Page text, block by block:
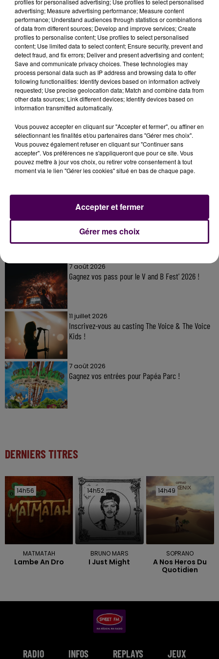
UN ACCIDENT SUR L'A81
Le tout début de cette"rude"journée de chassé-
croisé estival aura été marqué par un accident
survenu sur l'A81 en Sarthe, à hauteur de la commune
de Longnes : vers 6h50, les sapeurs-pompiers ont été
appelés suite àun choc entre deux voitures qui a
fait trois blessés. Les victimes, légèrement touchées,
ont été conduites à l'hôpital du Mans. L'intervention
aura mobilisé dix secouristes et trois engins, basés
dans les casernes de Chantenay-Villedieu et Loué.
À LA UNE
7 août 2026
Gagnez vos pass pour le V and B Fest' 2026 !
11 juillet 2026
Inscrivez-vous au casting The Voice & The Voice
Kids !
7 août 2026
Gagnez vos entrées pour Papéa Parc !
DERNIERS TITRES
14h56
14h56
MATMATAH
Lambe An Dro
14h52
14h52
BRUNO MARS
I Just Might
14h49
14h49
SOPRANO
A Nos Heros Du
Quotidien
RADIO INFOS REPLAYS JEUX
profiles for personalised advertising; Use profiles to select personalised
advertising; Measure advertising performance; Measure content
performance; Understand audiences through statistics or combinations
of data from different sources; Develop and improve services; Create
profiles to personalise content; Use profiles to select personalised
content; Use limited data to select content; Ensure security, prevent and
detect fraud, and fix errors; Deliver and present advertising and content;
Save and communicate privacy choices. These technologies may
process personal data such as IP address and browsing data to offer
following functionalities: Identify devices based on information actively
requested; Use precise geolocation data; Match and combine data from
other data sources; Link different devices; Identify devices based on
information transmitted automatically.
Vous pouvez accepter en cliquant sur "Accepter et fermer", ou affiner en
sélectionnant les finalités et/ou partenaires dans "Gérer mes choix".
Vous pouvez également refuser en cliquant sur "Continuer sans
accepter". Vos préférences ne s'appliqueront que pour ce site. Vous
pouvez mettre à jour vos choix, ou retirer votre consentement à tout
moment via le lien "Gérer les cookies" situé en bas de chaque page.
Gérer mes choix
Accepter et fermer